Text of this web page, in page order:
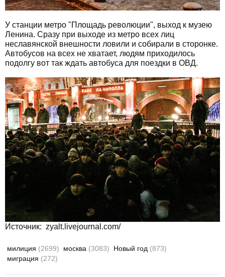
У станции метро "Площадь революции", выход к музею
Ленина. Сразу при выходе из метро всех лиц
неславянской внешности ловили и собирали в сторонке.
Автобусов на всех не хватает, людям приходилось
подолгу вот так ждать автобуса для поездки в ОВД.
Источник: zyalt.livejournal.com/
милиция (2699) москва (3083) Новый год (873)
миграция (272)